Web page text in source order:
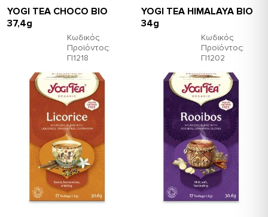
Κωδικός
Προϊόντος:
ΓΙ1218
YOGI TEA CHOCO ΒΙΟ
37,4g
Κωδικός
Προϊόντος:
ΓΙ1202
YOGI TEA HIMALAYA ΒΙΟ
34g